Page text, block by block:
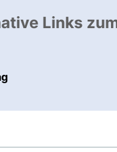
Links
externer Link, öffnet